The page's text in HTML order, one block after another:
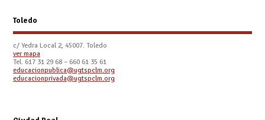
Toledo
c/ Yedra Local 2, 45007. Toledo
ver mapa
Tel. 617 31 29 68 – 660 61 35 61
educacionpublica@ugtspclm.org
educacionprivada@ugtspclm.org